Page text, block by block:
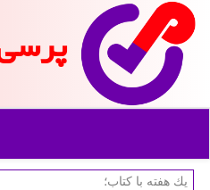
یك هفته با كتاب؛